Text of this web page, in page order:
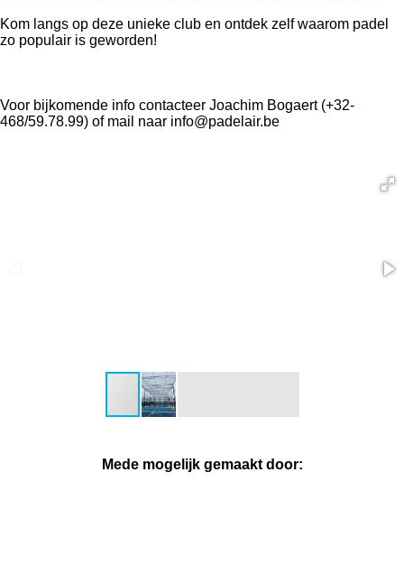
Kom langs op deze unieke club en ontdek zelf waarom padel
zo populair is geworden!
Voor bijkomende info contacteer Joachim Bogaert (+32-
468/59.78.99) of mail naar info@padelair.be
Mede mogelijk gemaakt door: